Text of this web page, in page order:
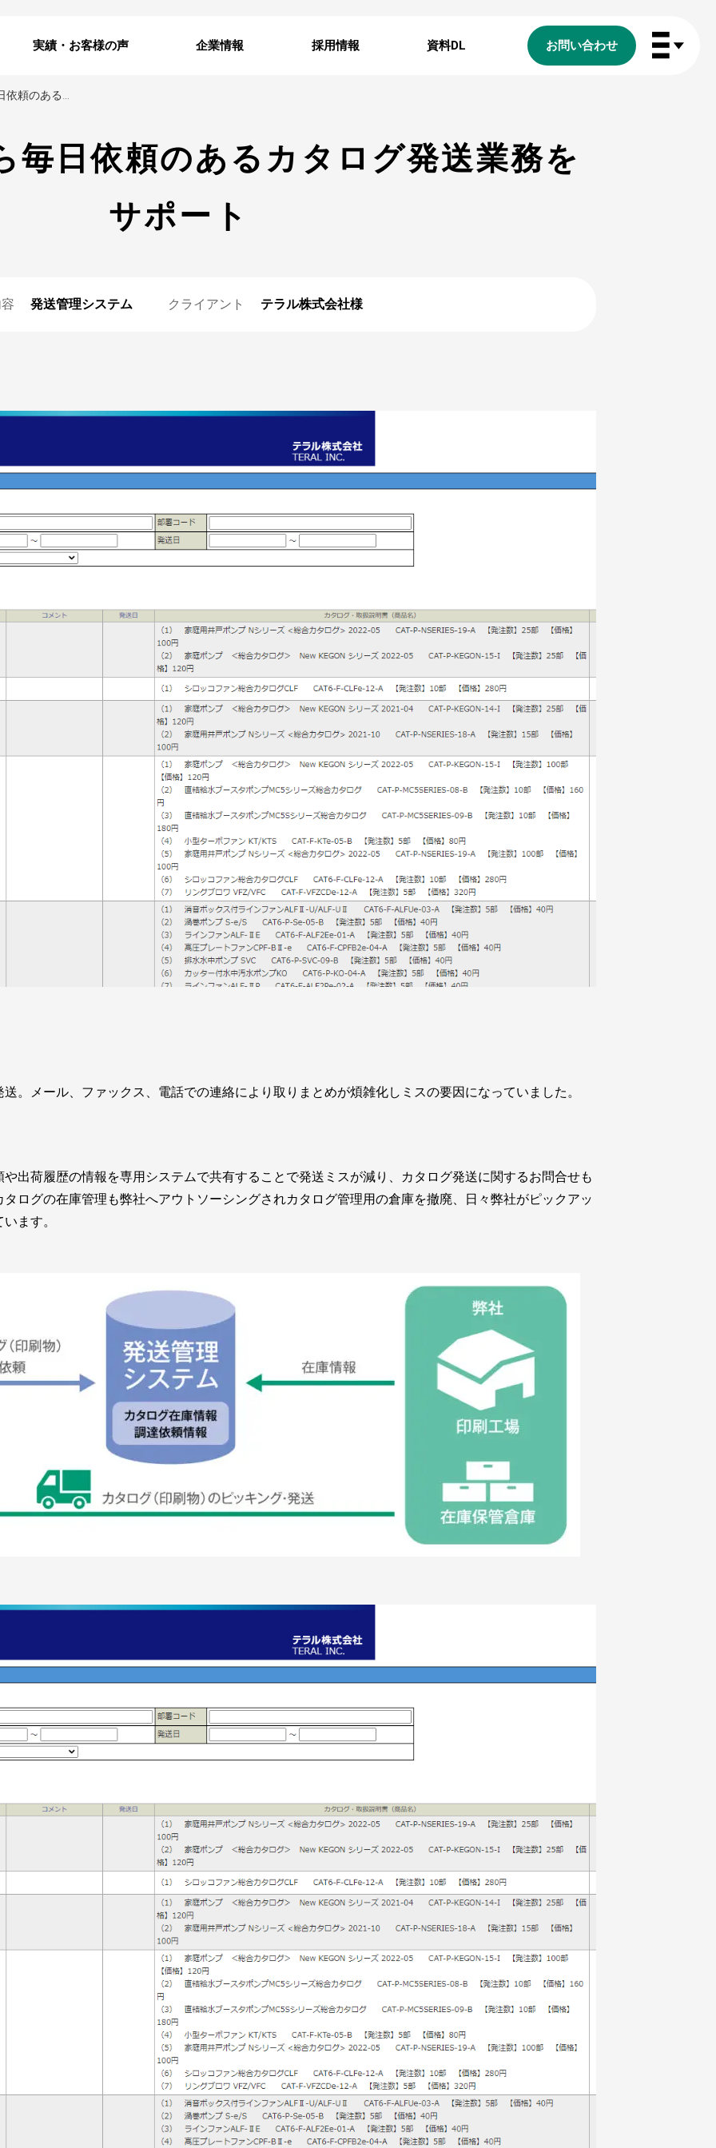
実績・お客様の声 企業情報 採用情報 資料DL お問い合わせ
全国の拠点から毎日依頼のあるカタログ発送業務をサポート
毎日依頼のあるカタログ発送業務を
サポート
発送管理システム クライアント テラル株式会社様
。メール、ファックス、電話での連絡により取りまとめが煩雑化しミスの要因になっていました。
出荷履歴の情報を専用システムで共有することで発送ミスが減り、カタログ発送に関するお問合せも
ログの在庫管理も弊社へアウトソーシングされカタログ管理用の倉庫を撤廃、日々弊社がピックアッ
ます。